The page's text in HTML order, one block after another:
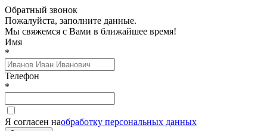
Обратный звонок
Пожалуйста, заполните данные.
Мы свяжемся с Вами в ближайшее время!
Имя
*
Телефон
*
Я согласен наобработку персональных данных